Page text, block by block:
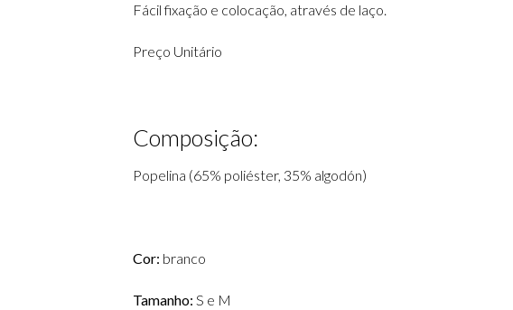
Fácil fixação e colocação, através de laço.
Preço Unitário
Composição:
Popelina (65% poliéster, 35% algodón)
Cor: branco
Tamanho: S e M